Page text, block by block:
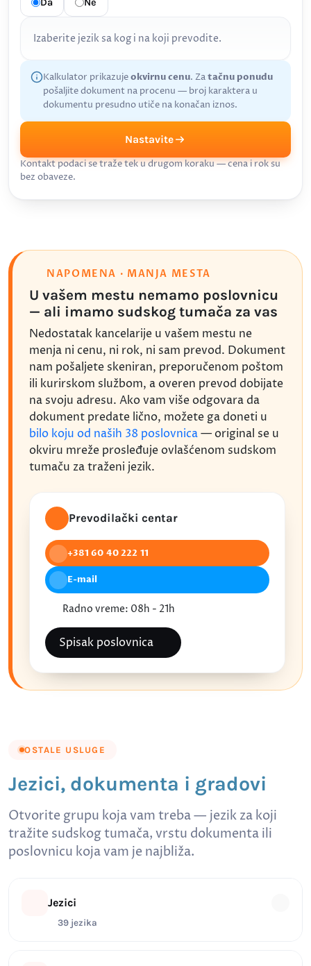
Izaberite jezik sa kog i na koji prevodite.
Kalkulator prikazujeokvirnu cenu. Zatačnu ponudu
pošaljite dokument na procenu — broj karaktera u
dokumentu presudno utiče na konačan iznos.
Nastavite
Kontakt podaci se traže tek u drugom koraku — cena i rok su
bez obaveze.
NAPOMENA · MANJA MESTA
U vašem mestu nemamo poslovnicu
— ali imamo sudskog tumača za vas
Nedostatak kancelarije u vašem mestu ne
menja ni cenu, ni rok, ni sam prevod. Dokument
nam pošaljete skeniran, preporučenom poštom
ili kurirskom službom, a overen prevod dobijate
na svoju adresu. Ako vam više odgovara da
dokument predate lično, možete ga doneti u
bilo koju od naših 38 poslovnica— original se u
okviru mreže prosleđuje ovlašćenom sudskom
tumaču za traženi jezik.
Prevodilački centar
+381 60 40 222 11
E-mail
Radno vreme: 08h - 21h
Spisak poslovnica
OSTALE USLUGE
Jezici, dokumenta i gradovi
Otvorite grupu koja vam treba — jezik za koji
tražite sudskog tumača, vrstu dokumenta ili
poslovnicu koja vam je najbliža.
Jezici
39 jezika